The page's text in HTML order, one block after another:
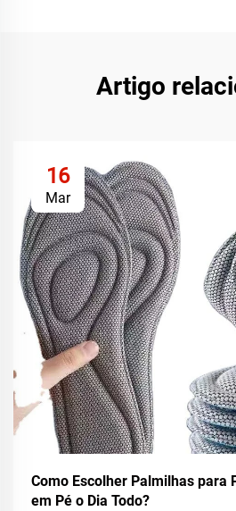
Artigo
16
Mar
Como Escolher Palmilhas para
em Pé o Dia Todo?